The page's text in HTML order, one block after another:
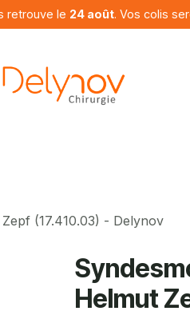
retrouve le 24 août. Vos colis
(17.410.03) - Delynov
Helmut